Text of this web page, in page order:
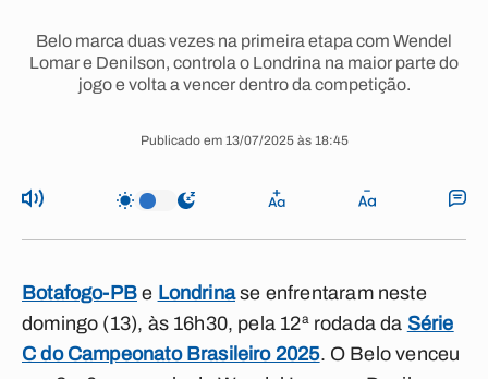
Belo marca duas vezes na primeira etapa com Wendel
Lomar e Denilson, controla o Londrina na maior parte do
jogo e volta a vencer dentro da competição.
Publicado em 13/07/2025 às 18:45
Botafogo-PBe Londrinase enfrentaram neste
domingo (13), às 16h30, pela 12ª rodada da Série
C do Campeonato Brasileiro 2025. O Belo venceu